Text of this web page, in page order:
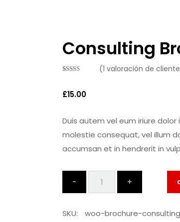
Consulting
5 en base a
valoración
(1 valoración de
£15.00
Duis autem vel eum iriure
molestie consequat, vel illum
accumsan et in hendrerit in
SKU:
woo-brochure-consulting